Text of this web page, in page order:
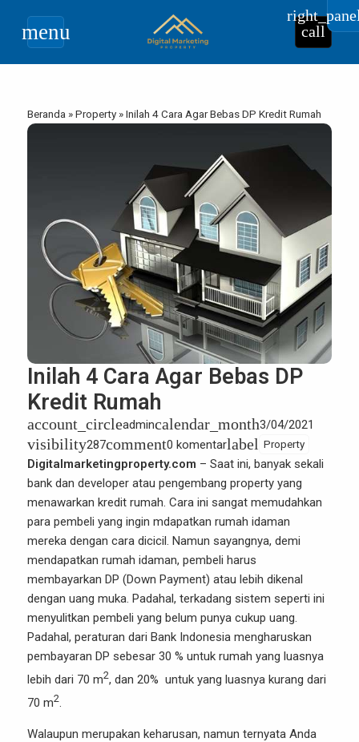
menu call
Beranda »Property »Inilah 4 Cara Agar Bebas DP Kredit Rumah
Inilah 4 Cara Agar Bebas DP
Kredit Rumah
account_circleadmincalendar_month3/04/2021
visibility287comment0 komentarlabel Property
Digitalmarketingproperty.com – Saat ini, banyak sekali
bank dan developer atau pengembang property yang
menawarkan kredit rumah. Cara ini sangat memudahkan
para pembeli yang ingin mdapatkan rumah idaman
mereka dengan cara dicicil. Namun sayangnya, demi
mendapatkan rumah idaman, pembeli harus
membayarkan DP (Down Payment) atau lebih dikenal
dengan uang muka. Padahal, terkadang sistem seperti ini
menyulitkan pembeli yang belum punya cukup uang.
Padahal, peraturan dari Bank Indonesia mengharuskan
pembayaran DP sebesar 30 % untuk rumah yang luasnya
lebih dari 70 m2, dan 20% untuk yang luasnya kurang dari
70 m2.
Walaupun merupakan keharusan, namun ternyata Anda